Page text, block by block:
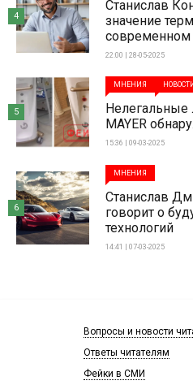
Станислав
значение
22:00 | 28-05-2025
4
МНЕНИЯ
Нелегальные
MAYER
15:36 | 09-03-2025
5
МНЕНИЯ
Станислав
говорит о
технологий
14:41 | 07-03-2025
6
Вопросы и новости
Ответы читателям
Фейки в СМИ